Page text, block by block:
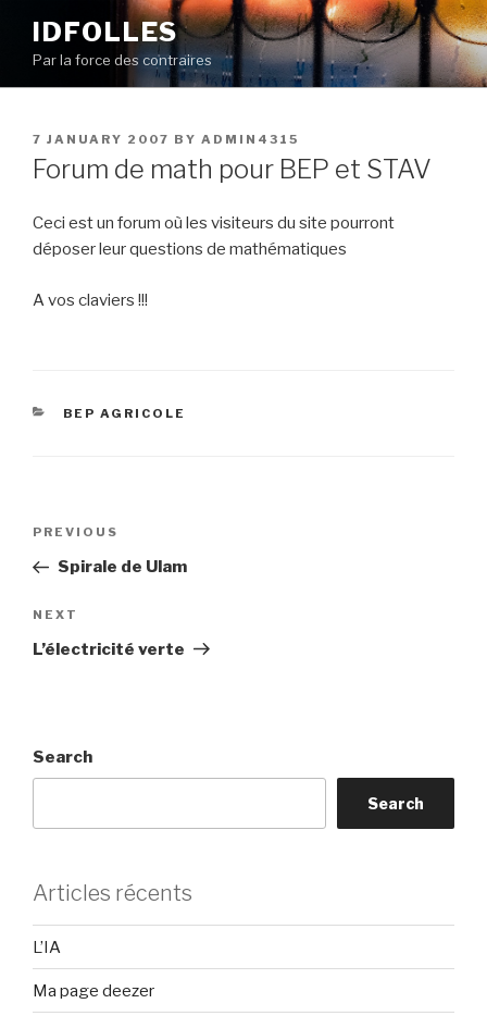
content
IDFOLLES
Par la force des contraires
POSTED
ON
7 JANUARY 2007 BY ADMIN4315
Forum de math pour BEP et STAV
Ceci est un forum où les visiteurs du site pourront
déposer leur questions de mathématiques
A vos claviers !!!
CATEGORIES
BEP AGRICOLE
Previous
Post
PREVIOUS
Spirale de Ulam
Next
Post
NEXT
L’électricité verte
Search
Search
Articles récents
L’IA
Ma page deezer